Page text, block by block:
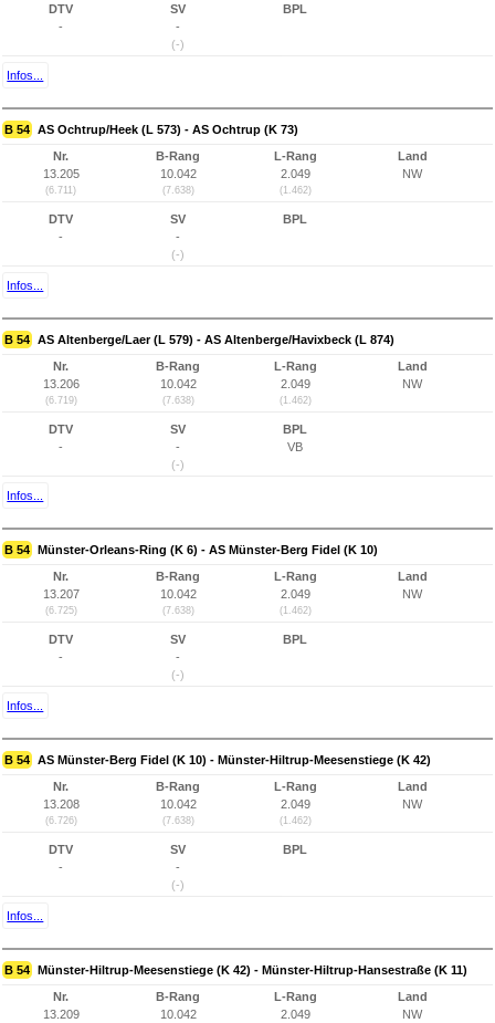
DTV
-
SV
-
(-)
BPL
Infos...
B 54 AS Ochtrup/Heek (L 573) - AS Ochtrup (K 73)
Nr.
13.205
(6.711)
B-Rang
10.042
(7.638)
L-Rang
2.049
(1.462)
Land
NW
DTV
-
SV
-
(-)
BPL
Infos...
B 54 AS Altenberge/Laer (L 579) - AS Altenberge/Havixbeck (L 874)
Nr.
13.206
(6.719)
B-Rang
10.042
(7.638)
L-Rang
2.049
(1.462)
Land
NW
DTV
-
SV
-
(-)
BPL
VB
Infos...
B 54 Münster-Orleans-Ring (K 6) - AS Münster-Berg Fidel (K 10)
Nr.
13.207
(6.725)
B-Rang
10.042
(7.638)
L-Rang
2.049
(1.462)
Land
NW
DTV
-
SV
-
(-)
BPL
Infos...
B 54 AS Münster-Berg Fidel (K 10) - Münster-Hiltrup-Meesenstiege (K 42)
Nr.
13.208
(6.726)
B-Rang
10.042
(7.638)
L-Rang
2.049
(1.462)
Land
NW
DTV
-
SV
-
(-)
BPL
Infos...
B 54 Münster-Hiltrup-Meesenstiege (K 42) - Münster-Hiltrup-Hansestraße (K 11)
Nr.
13.209
B-Rang
10.042
L-Rang
2.049
Land
NW